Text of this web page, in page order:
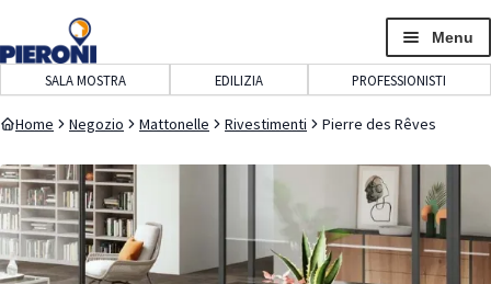
navigazione
contenuto
Menu
SALA MOSTRA EDILIZIA PROFESSIONISTI
Home Negozio Mattonelle Rivestimenti Pierre des Rêves